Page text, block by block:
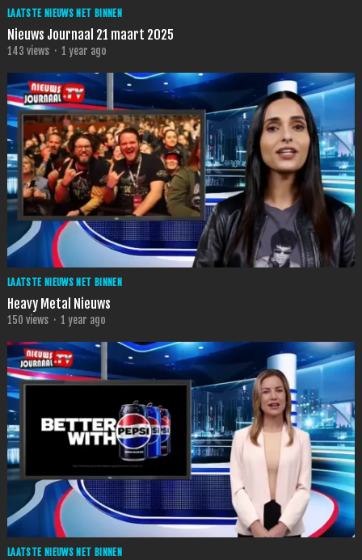
LAATSTE NIEUWS NET BINNEN
Nieuws Journaal 21 maart 2025
143 views · 1 year ago
LAATSTE NIEUWS NET BINNEN
Heavy Metal Nieuws
150 views · 1 year ago
LAATSTE NIEUWS NET BINNEN